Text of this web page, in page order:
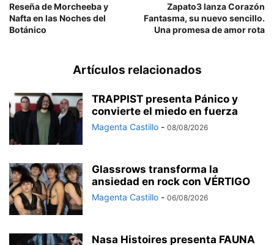
Reseña de Morcheeba y
Nafta en las Noches del
Botánico
Zapato3 lanza Corazón
Fantasma, su nuevo sencillo.
Una promesa de amor rota
Artículos relacionados
TRAPPIST presenta Pánico y
convierte el miedo en fuerza
Magenta Castillo - 08/08/2026
Glassrows transforma la
ansiedad en rock con VÉRTIGO
Magenta Castillo - 06/08/2026
Nasa Histoires presenta FAUNA